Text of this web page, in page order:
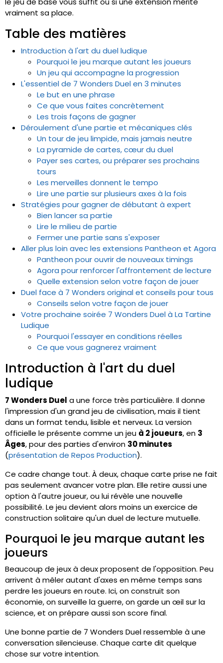
vraiment sa place.
Table des matières
Introduction à l'art du duel ludique
Pourquoi le jeu marque autant les joueurs
Un jeu qui accompagne la progression
L'essentiel de 7 Wonders Duel en 3 minutes
Le but en une phrase
Ce que vous faites concrètement
Les trois façons de gagner
Déroulement d'une partie et mécaniques clés
Un tour de jeu limpide, mais jamais neutre
La pyramide de cartes, cœur du duel
Payer ses cartes, ou préparer ses prochains
tours
Les merveilles donnent le tempo
Lire une partie sur plusieurs axes à la fois
Stratégies pour gagner de débutant à expert
Bien lancer sa partie
Lire le milieu de partie
Fermer une partie sans s'exposer
Aller plus loin avec les extensions Pantheon et Agora
Pantheon pour ouvrir de nouveaux timings
Agora pour renforcer l'affrontement de lecture
Quelle extension selon votre façon de jouer
Duel face à 7 Wonders original et conseils pour tous
Conseils selon votre façon de jouer
Votre prochaine soirée 7 Wonders Duel à La Tartine
Ludique
Pourquoi l'essayer en conditions réelles
Ce que vous gagnerez vraiment
Introduction à l'art du duel
ludique
7 Wonders Duel a une force très particulière. Il donne
l'impression d'un grand jeu de civilisation, mais il tient
dans un format tendu, lisible et nerveux. La version
officielle le présente comme un jeu à 2 joueurs, en 3
Âges, pour des parties d'environ 30 minutes
(présentation de Repos Production).
Ce cadre change tout. À deux, chaque carte prise ne fait
pas seulement avancer votre plan. Elle retire aussi une
option à l'autre joueur, ou lui révèle une nouvelle
possibilité. Le jeu devient alors moins un exercice de
construction solitaire qu'un duel de lecture mutuelle.
Pourquoi le jeu marque autant les
joueurs
Beaucoup de jeux à deux proposent de l'opposition. Peu
arrivent à mêler autant d'axes en même temps sans
perdre les joueurs en route. Ici, on construit son
économie, on surveille la guerre, on garde un œil sur la
science, et on prépare aussi son score final.
Une bonne partie de 7 Wonders Duel ressemble à une
conversation silencieuse. Chaque carte dit quelque
chose sur votre intention.